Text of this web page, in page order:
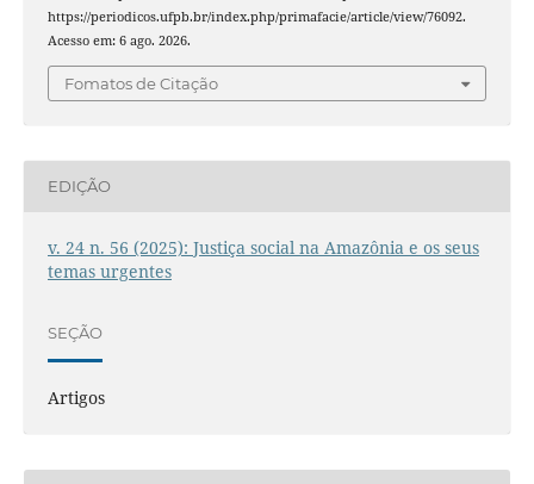
https://periodicos.ufpb.br/index.php/primafacie/article/view/76092.
Acesso em: 6 ago. 2026.
Fomatos de Citação
EDIÇÃO
v. 24 n. 56 (2025): Justiça social na Amazônia e os seus
temas urgentes
SEÇÃO
Artigos